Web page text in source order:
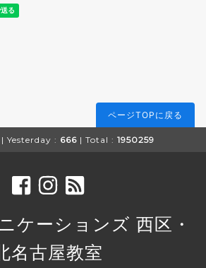
ページTOPに戻る
| Yesterday : 666 | Total : 1950259
ケーションズ 西区・
名古屋教室